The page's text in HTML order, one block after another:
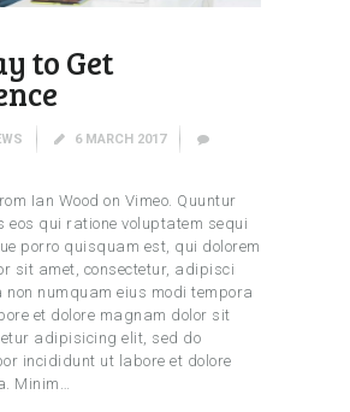
to Get
6 MARCH 2017
Ian Wood on Vimeo. Quuntur
eos qui ratione voluptatem sequi
porro quisquam est, qui dolorem
sit amet, consectetur, adipisci
non numquam eius modi tempora
et dolore magnam dolor sit
adipisicing elit, sed do
incididunt ut labore et dolore
Minim…